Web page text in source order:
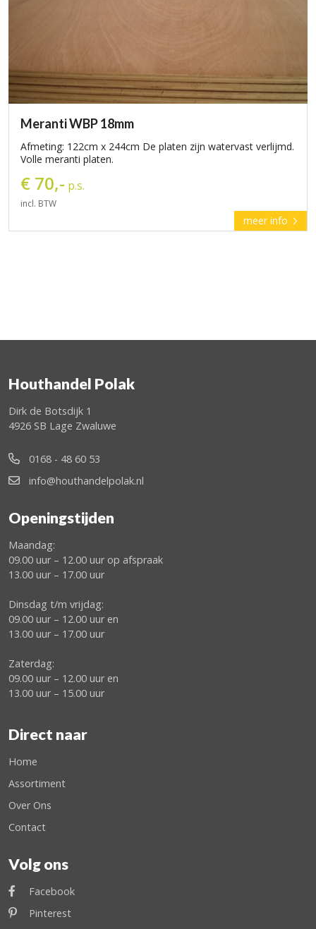
Meranti WBP 18mm
Afmeting: 122cm x 244cm De platen zijn watervast verlijmd.
Volle meranti platen.
€ 70,- p.s.
incl. BTW
meer info
Houthandel Polak
Dirk de Botsdijk 1
4926 SB Lage Zwaluwe
0168 - 48 60 53
info@houthandelpolak.nl
Openingstijden
Maandag:
09.00 uur – 12.00 uur op afspraak
13.00 uur – 17.00 uur
Dinsdag t/m vrijdag:
09.00 uur – 12.00 uur en
13.00 uur – 17.00 uur
Zaterdag:
09.00 uur – 12.00 uur en
13.00 uur – 15.00 uur
Direct naar
Home
Assortiment
Over Ons
Contact
Volg ons
Facebook
Pinterest